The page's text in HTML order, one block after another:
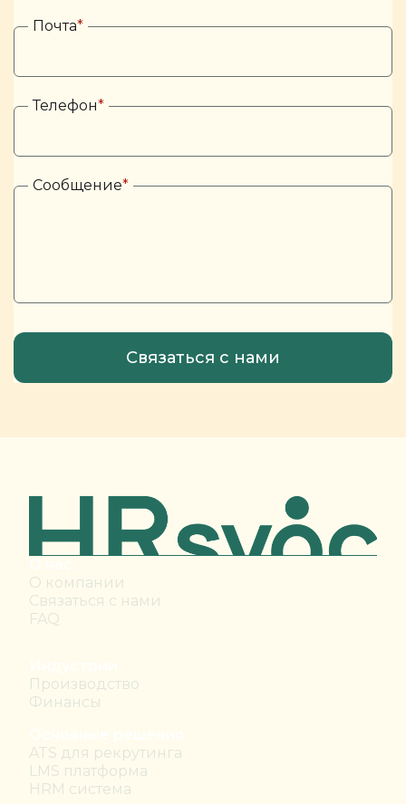
Почта*
Телефон*
Сообщение*
О компании
Связаться с нами
FAQ
Производство
Финансы
ATS для рекрутинга
LMS платформа
HRM система